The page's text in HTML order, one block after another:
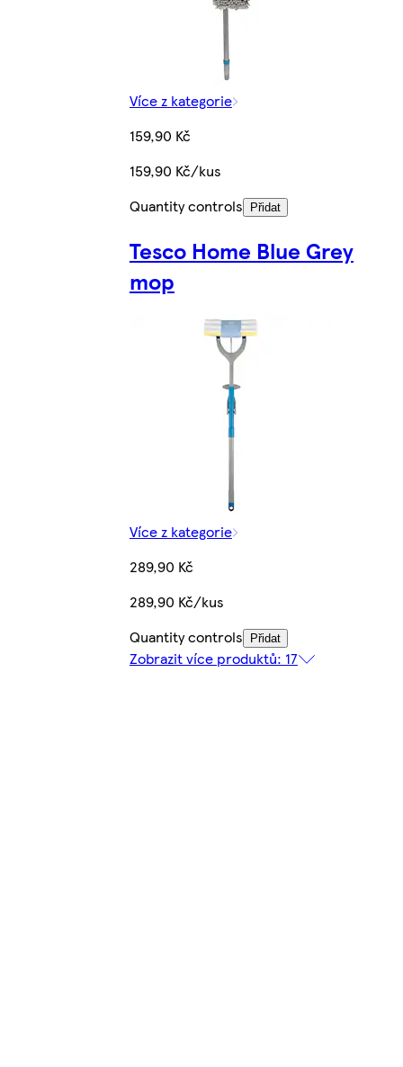
Více z kategorie
159,90 Kč
159,90 Kč/kus
Quantity controls
Přidat
Tesco Home Blue Grey
mop
Více z kategorie
289,90 Kč
289,90 Kč/kus
Quantity controls
Přidat
Zobrazit více produktů: 17